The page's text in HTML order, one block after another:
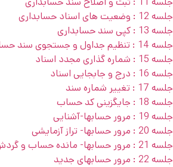
جلسه 12 : وضعیت های اسناد حسابداری
جلسه 13 : کپی سند حسابداری
جلسه 14 : تنظیم جداول و جستجوی سند حسابداری
جلسه 15 : شماره گذاری مجدد اسناد
جلسه 16 : درج و جابجایی اسناد
جلسه 17 : تغییر شماره سند
جلسه 18 : جایگزینی کد حساب
جلسه 19 : مرور حسابها-آشنایی
جلسه 20 : مرور حسابها- تراز آزمایشی
جلسه 21 : مرور حسابها- مانده حساب و گردش حساب
جلسه 22 : مرور حسابهای جدید